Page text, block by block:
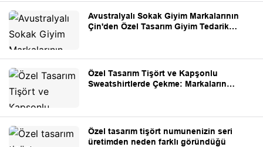
Avustralyalı Sokak Giyim Markalarının
Çin'den Özel Tasarım Giyim Tedarik
Özel Tasarım Tişört ve Kapşonlu
Sweatshirtlerde Çekme: Markaların
Özel tasarım tişört numunenizin seri
üretimden neden farklı göründüğü